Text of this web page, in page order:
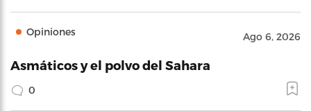
Opiniones Ago 6, 2026
Asmáticos y el polvo del Sahara
0